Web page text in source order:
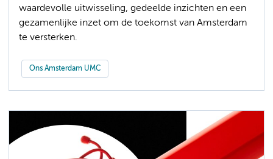
waardevolle uitwisseling, gedeelde inzichten en een
gezamenlijke inzet om de toekomst van Amsterdam
te versterken.
Ons Amsterdam UMC